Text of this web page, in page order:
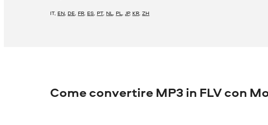
IT, EN, DE, FR, ES, PT, NL, PL,JP, KR,ZH
Come convertire MP3 in FLV con